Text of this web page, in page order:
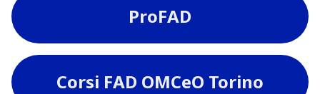
ProFAD
Corsi FAD OMCeO Torino